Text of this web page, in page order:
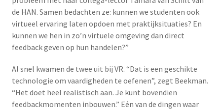
de HAN. Samen bedachten ze: kunnen we studenten ook
virtueel ervaring laten opdoen met praktijksituaties? En
kunnen we hen in zo’n virtuele omgeving dan direct
feedback geven op hun handelen?”
Al snel kwamen de twee uit bij VR. “Dat is een geschikte
technologie om vaardigheden te oefenen”, zegt Beekman.
“Het doet heel realistisch aan. Je kunt bovendien
feedbackmomenten inbouwen.” Eén van de dingen waar